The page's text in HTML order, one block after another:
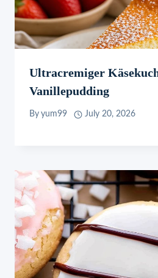
Ultracremiger
Vanillepudding
By yum99 July 20, 2026